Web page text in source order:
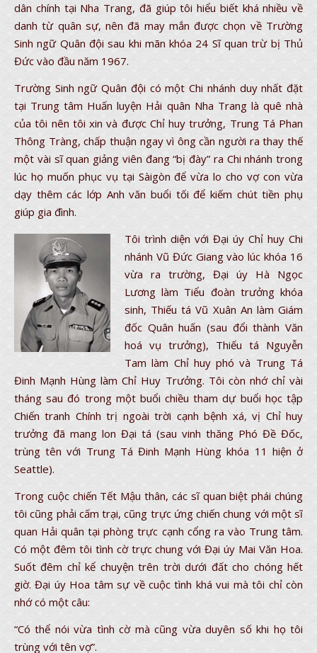
dân chính tại Nha Trang, đã giúp tôi hiểu biết khá nhiều về
danh từ quân sự, nên đã may mắn được chọn về Trường
Sinh ngữ Quân đội sau khi mãn khóa 24 Sĩ quan trừ bị Thủ
Đức vào đầu năm 1967.
Trường Sinh ngữ Quân đội có một Chi nhánh duy nhất đặt
tại Trung tâm Huấn luyện Hải quân Nha Trang là quê nhà
của tôi nên tôi xin và được Chỉ huy trưởng, Trung Tá Phan
Thông Tràng, chấp thuận ngay vì ông cần người ra thay thế
một vài sĩ quan giảng viên đang “bị đày” ra Chi nhánh trong
lúc họ muốn phục vụ tại Sàigòn để vừa lo cho vợ con vừa
dạy thêm các lớp Anh văn buổi tối để kiếm chút tiền phụ
giúp gia đình.
Tôi trình diện với Đại úy Chỉ huy Chi
nhánh Vũ Đức Giang vào lúc khóa 16
vừa ra trường, Đại úy Hà Ngọc
Lương làm Tiểu đoàn trưởng khóa
sinh, Thiếu tá Vũ Xuân An làm Giám
đốc Quân huấn (sau đổi thành Văn
hoá vụ trưởng), Thiếu tá Nguyễn
Tam làm Chỉ huy phó và Trung Tá
Đinh Mạnh Hùng làm Chỉ Huy Trưởng. Tôi còn nhớ chỉ vài
tháng sau đó trong một buổi chiều tham dự buổi học tập
Chiến tranh Chính trị ngoài trời cạnh bệnh xá, vị Chỉ huy
trưởng đã mang lon Đại tá (sau vinh thăng Phó Đề Đốc,
trùng tên với Trung Tá Đinh Mạnh Hùng khóa 11 hiện ở
Seattle).
Trong cuộc chiến Tết Mậu thân, các sĩ quan biệt phái chúng
tôi cũng phải cấm trại, cũng trực ứng chiến chung với một sĩ
quan Hải quân tại phòng trực cạnh cổng ra vào Trung tâm.
Có một đêm tôi tình cờ trực chung với Đại úy Mai Văn Hoa.
Suốt đêm chỉ kể chuyện trên trời dưới đất cho chóng hết
giờ. Đại úy Hoa tâm sự về cuộc tình khá vui mà tôi chỉ còn
nhớ có một câu:
“Có thể nói vừa tình cờ mà cũng vừa duyên số khi họ tôi
trùng với tên vợ”.